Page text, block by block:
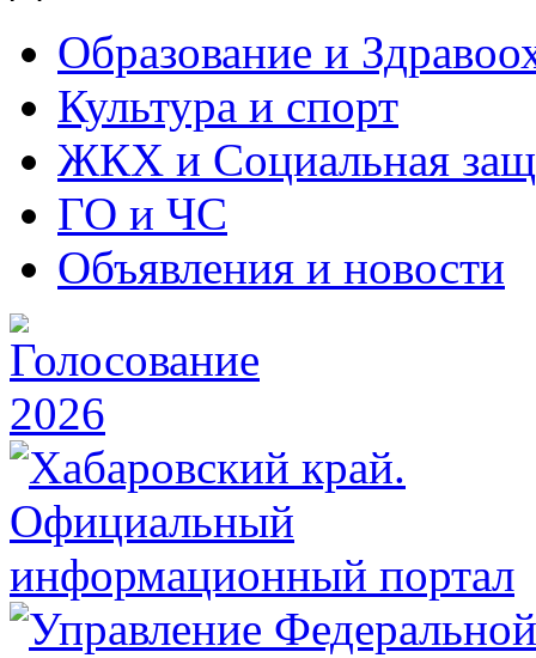
Образование и
Культура и спорт
ЖКХ и Социальная
ГО и ЧС
Объявления и новости